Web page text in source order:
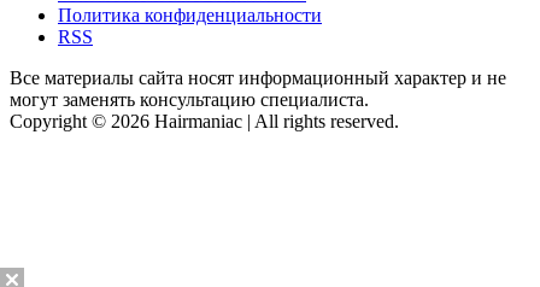
Политика конфиденциальности
RSS
Все материалы сайта носят информационный характер и не
могут заменять консультацию специалиста.
Copyright © 2026 Hairmaniac | All rights reserved.